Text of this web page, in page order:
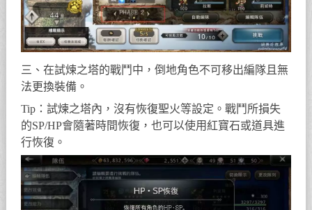
三、在試煉之塔的戰鬥中，倒地角色不可移出編隊且無
法更換裝備。
Tip：試煉之塔內，沒有恢復聖火等設定。戰鬥所損失
的SP/HP會隨著時間恢復，也可以使用紅寶石或道具進
行恢復。